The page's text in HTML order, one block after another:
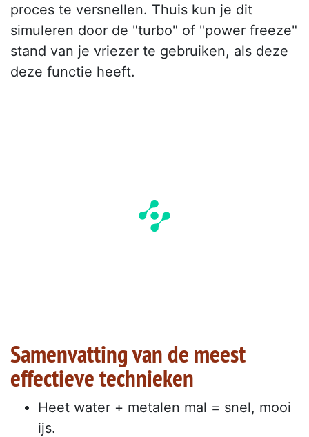
proces te versnellen. Thuis kun je dit
simuleren door de "turbo" of "power freeze"
stand van je vriezer te gebruiken, als deze
deze functie heeft.
Samenvatting van de meest
effectieve technieken
Heet water + metalen mal = snel, mooi
ijs.